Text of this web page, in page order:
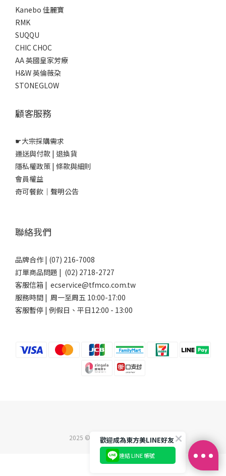
立即購買
Kanebo 佳麗寶
RMK
SUQQU
CHIC CHOC
AA 英國皇家芳療
H&W 英倫薇朶
STONEGLOW
顧客服務
☛大宗採購需求
運送與付款 | 退換貨
隱私權政策 | 條款與細則
會員權益
奇可餐飲｜聲明公告
聯絡我們
品牌合作 | (07) 216-7008
訂單商品問題 | (02) 2718-2727
客服信箱 | ecservice@tfmco.com.tw
服務時間 | 周一至周五 10:00-17:00
客服暫停 | 例假日、平日12:00 - 13:00
2025 ©東方美企業股份有限公司
歡迎成為東方美LINE好友
連結 LINE 帳號